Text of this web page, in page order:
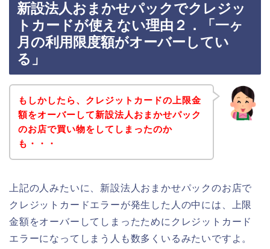
新設法人おまかせパックでクレジッ
トカードが使えない理由２．「一ヶ
月の利用限度額がオーバーしてい
る」
もしかしたら、クレジットカードの上限金
額をオーバーして新設法人おまかせパック
のお店で買い物をしてしまったのか
も・・・
上記の人みたいに、新設法人おまかせパックのお店で
クレジットカードエラーが発生した人の中には、上限
金額をオーバーしてしまったためにクレジットカード
エラーになってしまう人も数多くいるみたいですよ。